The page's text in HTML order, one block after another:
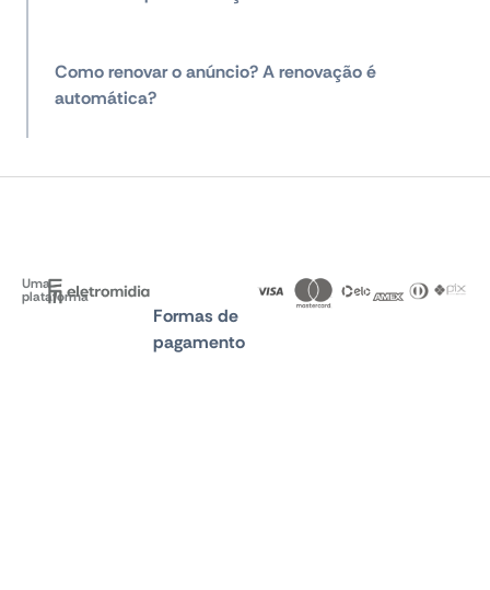
Como renovar o anúncio? A renovação é
automática?
Uma
plataforma
Formas de
pagamento